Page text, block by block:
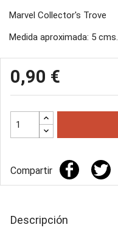
Marvel Collector's Trove
Medida aproximada: 5 cms.
0,90 €
Compartir
Descripción